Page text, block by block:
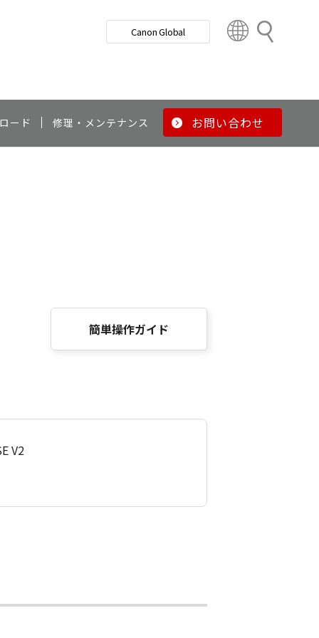
検
Canon Global
t
y
ード 修理・メンテナンス お問い合わせ
簡単操作ガイド
V2